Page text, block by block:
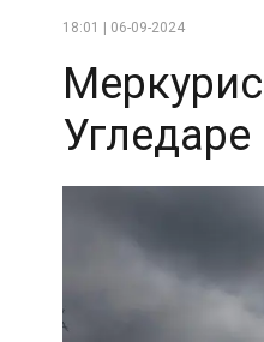
18:01 | 06-09-2024